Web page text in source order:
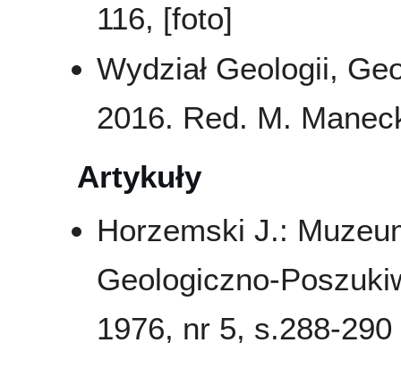
116, [foto]
Wydział Geologii,
2016. Red. M.
Artykuły
Horzemski J.:
Geologiczno-
1976, nr 5, s.288-290